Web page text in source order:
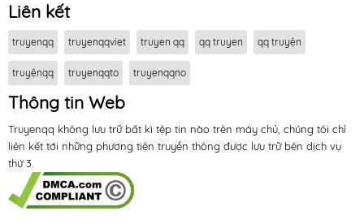
Liên kết
truyenqq truyenqqviet truyen qq qq truyen qq truyện
truyệnqq truyenqqto truyenqqno
Thông tin Web
Truyenqq không lưu trữ bất kì tệp tin nào trên máy chủ, chúng tôi chỉ
liên kết tới những phương tiện truyền thông được lưu trữ bên dịch vụ
thứ 3.